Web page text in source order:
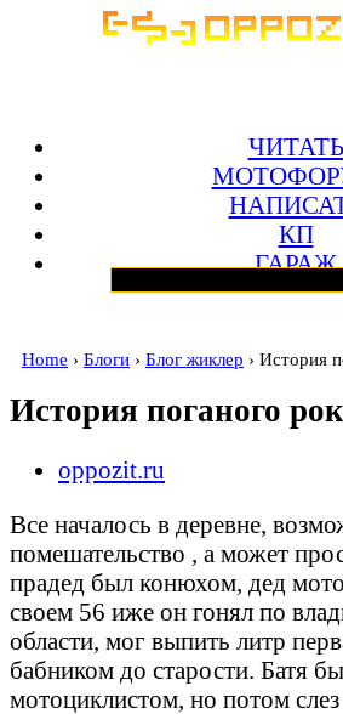
ЧИТАТЬ
КП
ГАРАЖ
Home › Блоги › Блог жиклер › История
История поганого
oppozit.ru
Все началось в деревне,
помешательство , а может
прадед был конюхом, дед
своем 56 иже он гонял по
области, мог выпить литр
бабником до старости. Батя
мотоциклистом, но потом